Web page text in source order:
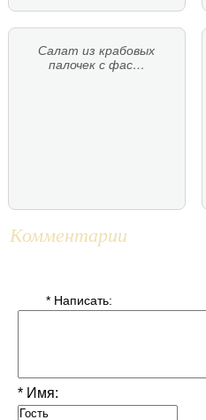
Салат из крабовых
палочек с фас…
Комментарии
* Написать:
* Имя: